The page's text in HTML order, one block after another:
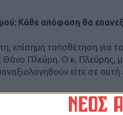
Κάθε απόφαση θα
επίσημη τοποθέτηση για τα
Πλεύρη. Ο κ. Πλεύρης,
είτε σε αυτή
στο καλοκαίρι να